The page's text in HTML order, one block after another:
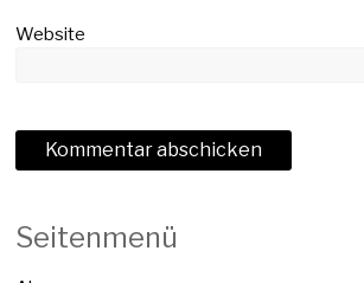
Website
Seitenmenü